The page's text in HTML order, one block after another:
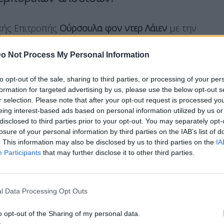
Not Process My Personal Information
opt-out of the sale, sharing to third parties, or processing of your
for targeted advertising by us, please use the below opt-out
selection. Please note that after your opt-out request is processed
interest-based ads based on personal information utilized by us
to third parties prior to your opt-out. You may separately
of your personal information by third parties on the IAB’s list of
This information may also be disclosed by us to third parties on the
Participants that may further disclose it to other third parties.
Data Processing Opt Outs
opt-out of the Sharing of my personal data.
Επιτροπής Ούρσουλα φον ντερ Λάιεν με την
και Πόλη του Μεξικού επιχειρούν
τις επενδύσεις και να εξασφαλίσουν
υψηλά κοινωνικά και περιβαλλοντικά
Λάιεν, Προέδρου της Ευρωπαϊκής
εταίροι εδώ και πολλές δεκαετίες.
εντάσεων, είναι απαραίτητο να
για να δυναμώσουμε και να
το πλαίσιο, η σύνοδος κορυφής ΕΕ-
είχε εξαιρετικά θετικά